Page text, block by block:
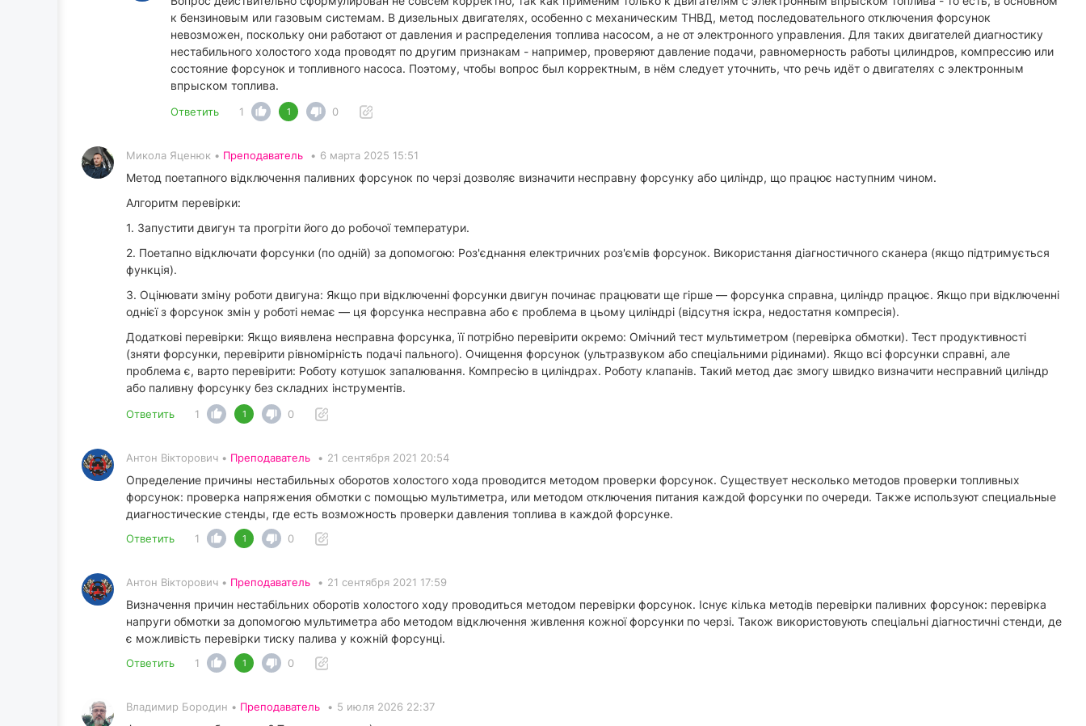
к бензиновым или газовым системам. В дизельных двигателях, особенно с механическим ТНВД, метод последовательного отключения форсунок
невозможен, поскольку они работают от давления и распределения топлива насосом, а не от электронного управления. Для таких двигателей диагностику
нестабильного холостого хода проводят по другим признакам - например, проверяют давление подачи, равномерность работы цилиндров, компрессию или
состояние форсунок и топливного насоса. Поэтому, чтобы вопрос был корректным, в нём следует уточнить, что речь идёт о двигателях с электронным
впрыском топлива.
Ответить 1 1 0
Микола Яценюк • Преподаватель • 6 марта 2025 15:51
Метод поетапного відключення паливних форсунок по черзі дозволяє визначити несправну форсунку або циліндр, що працює наступним чином.
Алгоритм перевірки:
1. Запустити двигун та прогріти його до робочої температури.
2. Поетапно відключати форсунки (по одній) за допомогою: Роз'єднання електричних роз'ємів форсунок. Використання діагностичного сканера (якщо підтримується
функція).
3. Оцінювати зміну роботи двигуна: Якщо при відключенні форсунки двигун починає працювати ще гірше — форсунка справна, циліндр працює. Якщо при відключенні
однієї з форсунок змін у роботі немає — ця форсунка несправна або є проблема в цьому циліндрі (відсутня іскра, недостатня компресія).
Додаткові перевірки: Якщо виявлена несправна форсунка, її потрібно перевірити окремо: Омічний тест мультиметром (перевірка обмотки). Тест продуктивності
(зняти форсунки, перевірити рівномірність подачі пального). Очищення форсунок (ультразвуком або спеціальними рідинами). Якщо всі форсунки справні, але
проблема є, варто перевірити: Роботу котушок запалювання. Компресію в циліндрах. Роботу клапанів. Такий метод дає змогу швидко визначити несправний циліндр
або паливну форсунку без складних інструментів.
Ответить 1 1 0
Антон Вікторович • Преподаватель • 21 сентября 2021 20:54
Определение причины нестабильных оборотов холостого хода проводится методом проверки форсунок. Существует несколько методов проверки топливных
форсунок: проверка напряжения обмотки с помощью мультиметра, или методом отключения питания каждой форсунки по очереди. Также используют специальные
диагностические стенды, где есть возможность проверки давления топлива в каждой форсунке.
Ответить 1 1 0
Антон Вікторович • Преподаватель • 21 сентября 2021 17:59
Визначення причин нестабільних оборотів холостого ходу проводиться методом перевірки форсунок. Існує кілька методів перевірки паливних форсунок: перевірка
напруги обмотки за допомогою мультиметра або методом відключення живлення кожної форсунки по черзі. Також використовують спеціальні діагностичні стенди, де
є можливість перевірки тиску палива у кожній форсунці.
Ответить 1 1 0
Владимир Бородин • Преподаватель • 5 июля 2026 22:37